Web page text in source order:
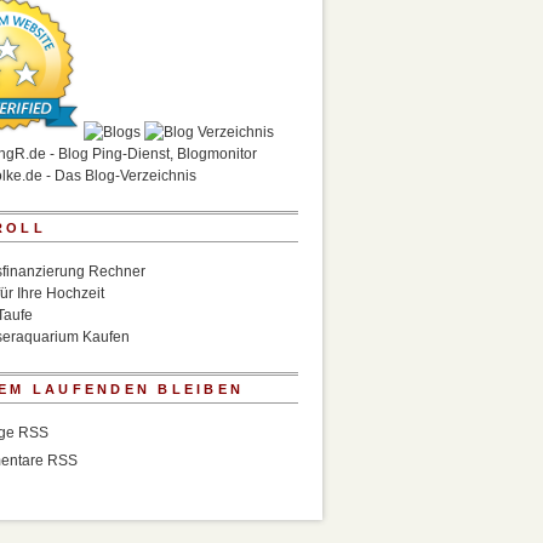
Rechner
Ihre Hochzeit
Kaufen
LAUFENDEN BLEIBEN
RSS
RSS